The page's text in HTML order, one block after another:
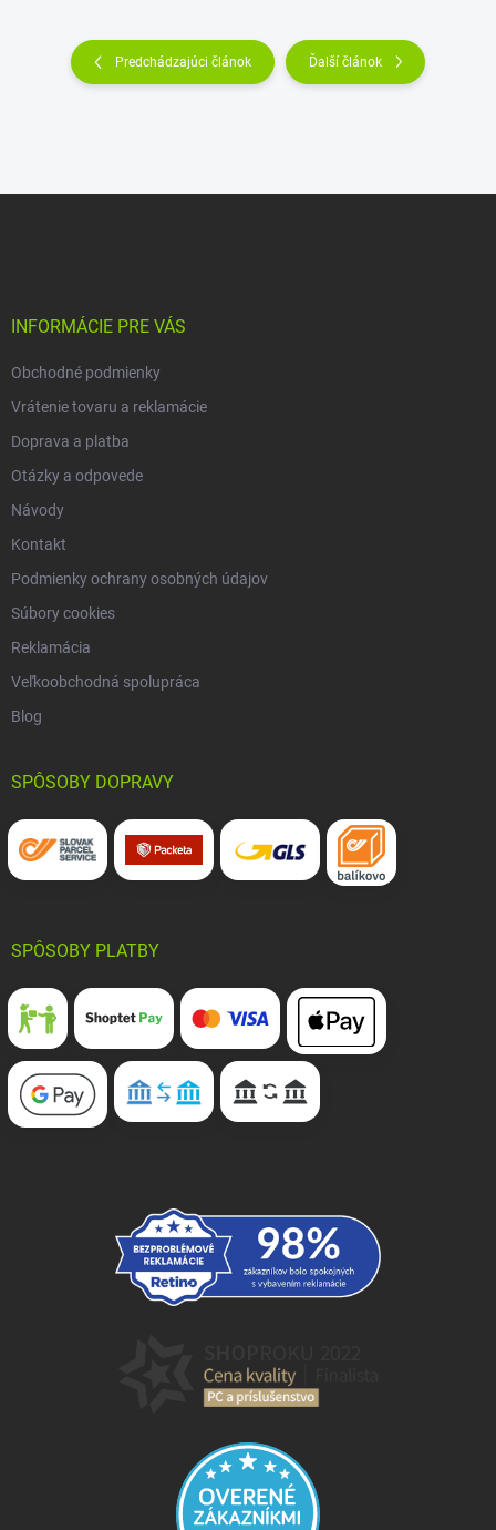
Predchádzajúci článok Ďalší článok
INFORMÁCIE PRE VÁS
Obchodné podmienky
Vrátenie tovaru a reklamácie
Doprava a platba
Otázky a odpovede
Návody
Kontakt
Podmienky ochrany osobných údajov
Súbory cookies
Reklamácia
Veľkoobchodná spolupráca
Blog
SPÔSOBY DOPRAVY
SPÔSOBY PLATBY